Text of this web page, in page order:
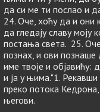
да си ме ти послао и
24. Оче, хоћу да и они
да гледају славу моју
постања света. 25.
познах, и ови познаше
име твоје и
и ја у њима."1.
преко потока
његови.